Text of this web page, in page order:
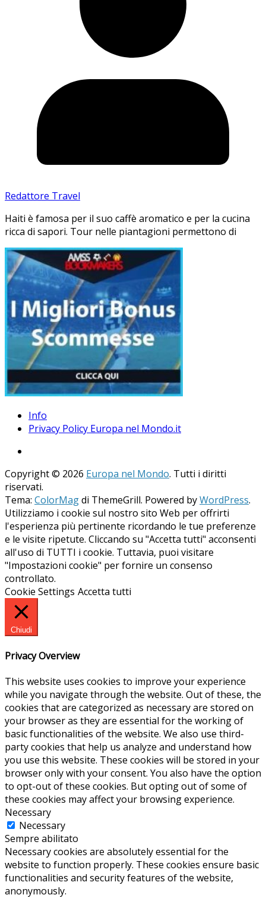
Redattore Travel
Haiti è famosa per il suo caffè aromatico e per la cucina
ricca di sapori. Tour nelle piantagioni permettono di
Info
Privacy Policy Europa nel Mondo.it
Copyright © 2026 Europa nel Mondo. Tutti i diritti
riservati.
Tema: ColorMagdi ThemeGrill. Powered byWordPress.
Utilizziamo i cookie sul nostro sito Web per offrirti
l'esperienza più pertinente ricordando le tue preferenze
e le visite ripetute. Cliccando su "Accetta tutti" acconsenti
all'uso di TUTTI i cookie. Tuttavia, puoi visitare
"Impostazioni cookie" per fornire un consenso
controllato.
Cookie Settings Accetta tutti
Chiudi
Privacy Overview
This website uses cookies to improve your experience
while you navigate through the website. Out of these, the
cookies that are categorized as necessary are stored on
your browser as they are essential for the working of
basic functionalities of the website. We also use third-
party cookies that help us analyze and understand how
you use this website. These cookies will be stored in your
browser only with your consent. You also have the option
to opt-out of these cookies. But opting out of some of
these cookies may affect your browsing experience.
Necessary
Necessary
Sempre abilitato
Necessary cookies are absolutely essential for the
website to function properly. These cookies ensure basic
functionalities and security features of the website,
anonymously.